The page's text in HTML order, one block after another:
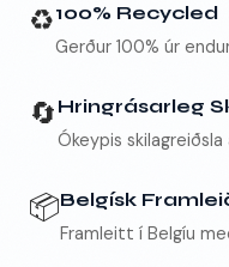
♻️100% Recycled
Gerður 100% úr
🔄 Hringrásarleg
Ókeypis
📦Belgísk
Framleitt í Belgíu